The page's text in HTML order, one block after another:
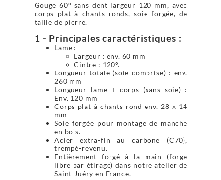
Gouge 60° sans dent largeur 120 mm, avec
corps plat à chants ronds, soie forgée, de
taille de pierre.
1 - Principales caractéristiques :
Lame :
Largeur : env. 60 mm
Cintre : 120°.
Longueur totale (soie comprise) : env.
260 mm
Longueur lame + corps (sans soie) :
Env. 120 mm
Corps plat à chants rond env. 28 x 14
mm
Soie forgée pour montage de manche
en bois.
Acier extra-fin au carbone (C70),
trempé-revenu.
Entièrement forgé à la main (forge
libre par étirage) dans notre atelier de
Saint-Juéry en France.